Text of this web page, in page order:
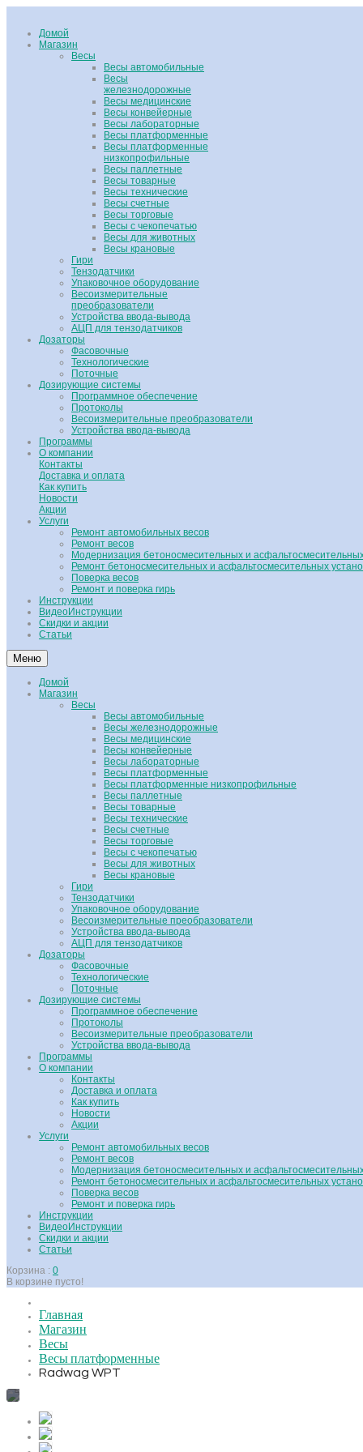
Домой
Магазин
Весы
Весы автомобильные
Весы
железнодорожные
Весы медицинские
Весы конвейерные
Весы лабораторные
Весы платформенные
Весы платформенные
низкопрофильные
Весы паллетные
Весы товарные
Весы технические
Весы счетные
Весы торговые
Весы с чекопечатью
Весы для животных
Весы крановые
Гири
Тензодатчики
Упаковочное оборудование
Весоизмерительные
преобразователи
Устройства ввода-вывода
АЦП для тензодатчиков
Дозаторы
Фасовочные
Технологические
Поточные
Дозирующие системы
Программное обеспечение
Протоколы
Весоизмерительные преобразователи
Устройства ввода-вывода
Программы
О компании
Контакты
Доставка и оплата
Как купить
Новости
Акции
Услуги
Ремонт автомобильных весов
Ремонт весов
Модернизация бетоносмесительных и
Ремонт бетоносмесительных и асфальтосмесительных
Поверка весов
Ремонт и поверка гирь
Инструкции
ВидеоИнструкции
Скидки и акции
Статьи
Меню
Домой
Магазин
Весы
Весы автомобильные
Весы железнодорожные
Весы медицинские
Весы конвейерные
Весы лабораторные
Весы платформенные
Весы платформенные низкопрофильные
Весы паллетные
Весы товарные
Весы технические
Весы счетные
Весы торговые
Весы с чекопечатью
Весы для животных
Весы крановые
Гири
Тензодатчики
Упаковочное оборудование
Весоизмерительные преобразователи
Устройства ввода-вывода
АЦП для тензодатчиков
Дозаторы
Фасовочные
Технологические
Поточные
Дозирующие системы
Программное обеспечение
Протоколы
Весоизмерительные преобразователи
Устройства ввода-вывода
Программы
О компании
Контакты
Доставка и оплата
Как купить
Новости
Акции
Услуги
Ремонт автомобильных весов
Ремонт весов
Модернизация бетоносмесительных и
Ремонт бетоносмесительных и асфальтосмесительных
Поверка весов
Ремонт и поверка гирь
Инструкции
ВидеоИнструкции
Скидки и акции
Статьи
Корзина : 0
В корзине пусто!
Главная
Магазин
Весы
Весы платформенные
Radwag WPT